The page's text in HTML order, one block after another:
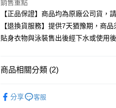
每筆NT$80，滿NT$599(含以上)免運
付款後全家取貨
每筆NT$80，滿NT$599(含以上)免運
每筆NT$80，滿NT$599(含以上)免運費
銷售重點
【正品保證】商品均為原廠公司貨，
【退換貨服務】提供7天猶豫期，商
貼身衣物與泳裝售出後經下水或使用
商品相關分類 (2)
分享 客服